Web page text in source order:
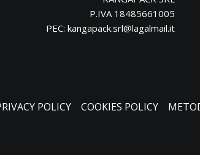
P.IVA 18485661005
PEC: kangapack.srl@lagalmail.it
POLICY COOKIES POLICY